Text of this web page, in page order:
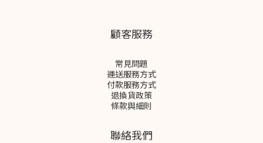
顧客服務
常見問題
運送服務方式
付款服務方式
退換貨政策
條款與細則
聯絡我們